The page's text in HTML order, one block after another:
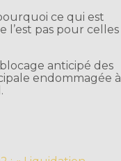
ce qui est
l’est pas pour celles
anticipé des
endommagée à